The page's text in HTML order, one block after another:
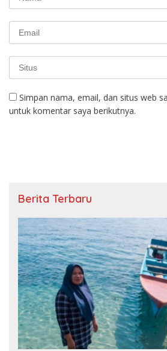
Simpan nama, email, dan situs web
untuk komentar saya berikutnya.
Berita Terbaru